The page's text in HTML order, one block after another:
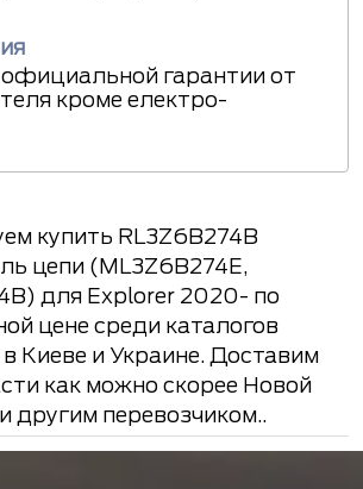
официальной гарантии от
кроме електро-
купить RL3Z6B274B
цепи (ML3Z6B274E,
для Explorer 2020- по
цене среди каталогов
в Киеве и Украине. Доставим
как можно скорее Новой
другим перевозчиком..